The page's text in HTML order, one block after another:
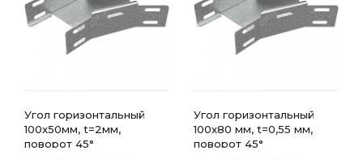
Угол горизонтальный
100x50мм, t=2мм,
поворот 45°
Угол горизонтальный
100x80 мм, t=0,55 мм,
поворот 45°